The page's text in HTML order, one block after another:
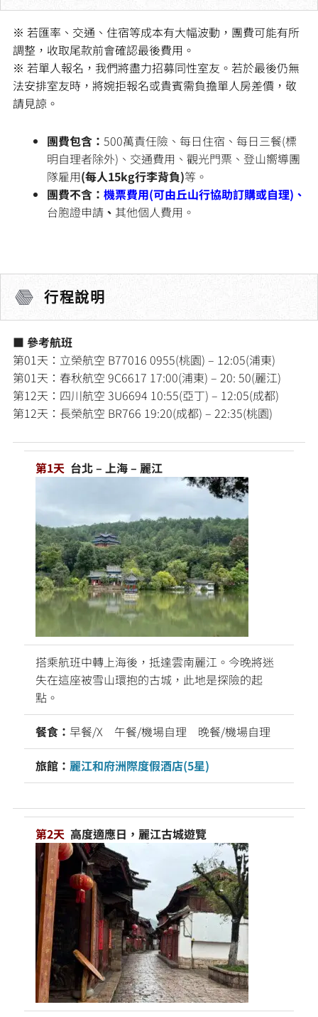
※ 若匯率、交通、住宿等成本有大幅波動，團費可能有所
調整，收取尾款前會確認最後費用。
※ 若單人報名，我們將盡力招募同性室友。若於最後仍無
法安排室友時，將婉拒報名或貴賓需負擔單人房差價，敬
請見諒。
團費包含： 500萬責任險、每日住宿、每日三餐(標
明自理者除外)、交通費用、觀光門票、登山嚮導團
隊雇用(每人15kg行李背負)等。
團費不含： 機票費用(可由丘山行協助訂購或自理)、
台胞證申請 、 其他個人費用。
行程說明
■ 參考航班
第01天：立榮航空 B77016 0955(桃園) – 12:05(浦東)
第01天：春秋航空 9C6617 17:00(浦東) – 20: 50(麗江)
第12天：四川航空 3U6694 10:55(亞丁) – 12:05(成都)
第12天：長榮航空 BR766 19:20(成都) – 22:35(桃園)
第1天 台北 – 上海 – 麗江
搭乘航班中轉上海後，抵達雲南麗江。今晚將迷
失在這座被雪山環抱的古城，此地是探險的起
點。
餐食： 早餐/X
午餐/機場自理 晚餐/機場自理
旅館： 麗江和府洲際度假酒店(5星)
第2天 高度適應日，麗江古城遊覽